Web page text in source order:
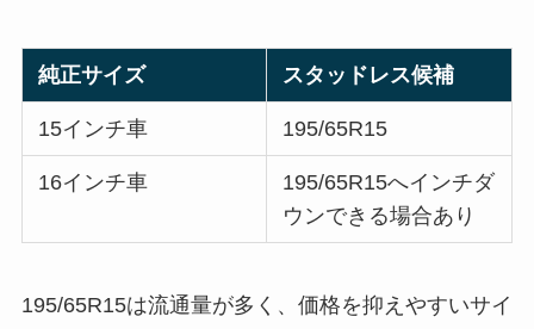
純正サイズ スタッドレス候補
15インチ車 195/65R15
16インチ車
195/65R15へインチダ
ウンできる場合あり
195/65R15は流通量が多く、価格を抑えやすいサイ